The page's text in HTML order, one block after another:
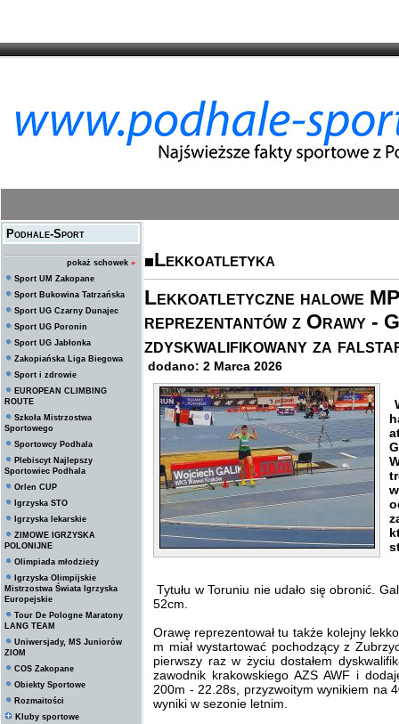
Podhale-Sport
pokaż schowek »
Sport UM Zakopane
Sport Bukowina Tatrzańska
Sport UG Czarny Dunajec
Sport UG Poronin
Sport UG Jabłonka
Zakopiańska Liga Biegowa
Sport i zdrowie
EUROPEAN CLIMBING
ROUTE
Szkoła Mistrzostwa
Sportowego
Sportowcy Podhala
Plebiscyt Najlepszy
Sportowiec Podhala
Orlen CUP
Igrzyska STO
Igrzyska lekarskie
ZIMOWE IGRZYSKA
POLONIJNE
Olimpiada młodzieży
Igrzyska Olimpijskie
Mistrzostwa Świata Igrzyska
Europejskie
Tour De Pologne Maratony
LANG TEAM
Uniwersjady, MS Juniorów
ZIOM
COS Zakopane
Obiekty Sportowe
Rozmaitości
Kluby sportowe
Lekkoatletyka
Lekkoatletyczne halowe MP
reprezentantów z Orawy -
zdyskwalifikowany za
dodano: 2 Marca 2026
Tytułu w Toruniu nie udało się obronić.
52cm.
Orawę reprezentował tu także kolejny
m miał wystartować pochodzący z
pierwszy raz w życiu dostałem
zawodnik krakowskiego AZS AWF i
200m - 22.28s, przyzwoitym wynikiem na
wyniki w sezonie letnim.